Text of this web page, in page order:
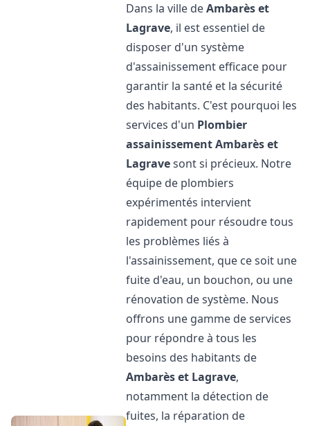
Dans la ville deAmbarès et
Lagrave, il est essentiel de
disposer d'un système
d'assainissement efficace pour
garantir la santé et la sécurité
des habitants. C'est pourquoi les
services d'un Plombier
assainissementAmbarès et
Lagravesont si précieux. Notre
équipe de plombiers
expérimentés intervient
rapidement pour résoudre tous
les problèmes liés à
l'assainissement, que ce soit une
fuite d'eau, un bouchon, ou une
rénovation de système. Nous
offrons une gamme de services
pour répondre à tous les
besoins des habitants de
Ambarès et Lagrave,
notamment la détection de
fuites, la réparation de